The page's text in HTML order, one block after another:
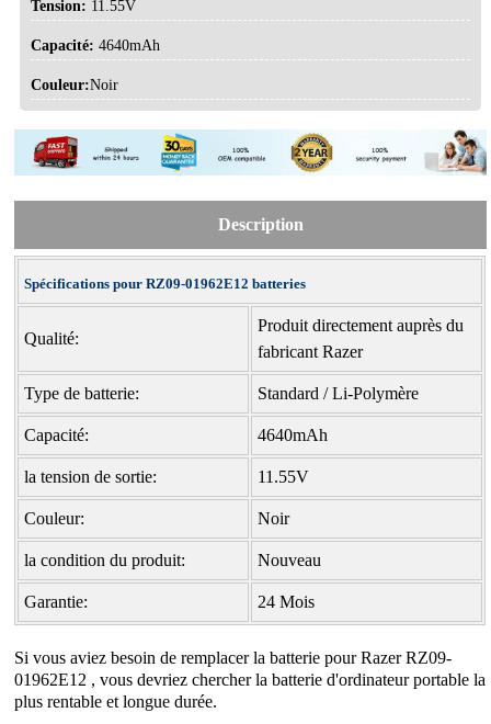
Tension: 11.55V
Capacité: 4640mAh
Couleur:Noir
Description
Spécifications pour RZ09-01962E12 batteries
Qualité:
Produit directement auprès du
fabricant Razer
Type de batterie: Standard / Li-Polymère
Capacité: 4640mAh
la tension de sortie: 11.55V
Couleur: Noir
la condition du produit: Nouveau
Garantie: 24 Mois
Si vous aviez besoin de remplacer labatterie pour Razer RZ09-
01962E12 , vous devriez chercher la batterie d'ordinateur portable la
plus rentable et longue durée.